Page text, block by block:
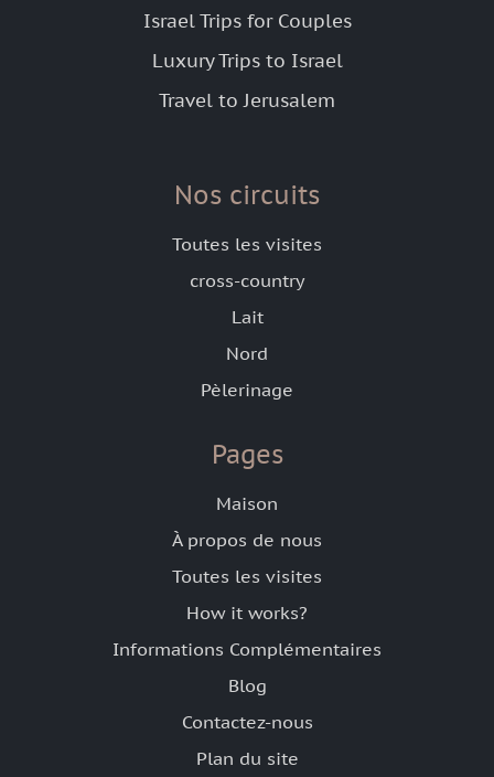
Israel Trips for Couples
Luxury Trips to Israel
Travel to Jerusalem
Nos circuits
Toutes les visites
cross-country
Lait
Nord
Pèlerinage
Pages
Maison
À propos de nous
Toutes les visites
How it works?
Informations Complémentaires
Blog
Contactez-nous
Plan du site